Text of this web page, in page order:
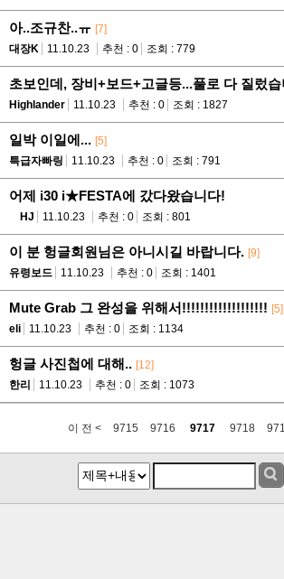
아..조규찬..ㅠ [7]
대장K
11.10.23 추천 : 0 조회 : 779
초보인데, 장비+보드+고글등...풀로 다 질렀습
Highlander
11.10.23 추천 : 0 조회 : 1827
일박 이일에... [5]
특급자빠링
11.10.23 추천 : 0 조회 : 791
어제 i30 i★FESTA에 갔다왔습니다!
HJ 11.10.23 추천 : 0 조회 : 801
이 분 헝글회원님은 아니시길 바랍니다. [9]
유령보드
11.10.23 추천 : 0 조회 : 1401
Mute Grab 그 완성을 위해서!!!!!!!!!!!!!!!!!!! [5]
eli
11.10.23 추천 : 0 조회 : 1134
헝글 사진첩에 대해.. [12]
한리
11.10.23 추천 : 0 조회 : 1073
이 전 < 9715 9716 9717 9718